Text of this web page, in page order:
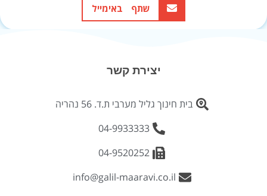
שתף באימייל
יצירת קשר
בית חינוך גליל מערבי ת.ד. 56 נהריה
04-9933333
04-9520252
info@galil-maaravi.co.il